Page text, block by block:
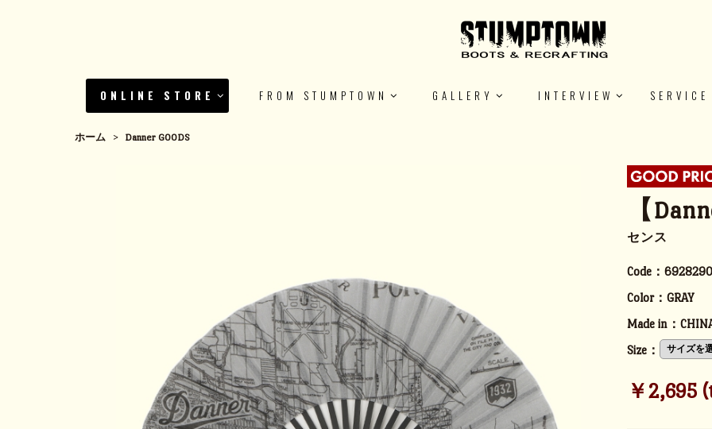
ONLINE STORE FROM STUMPTOWN GALLERY INTERVIEW SERVICE
ホーム > Danner GOODS
【
センス
Code：
Color： GRAY
Made in：
Size：
￥2,695